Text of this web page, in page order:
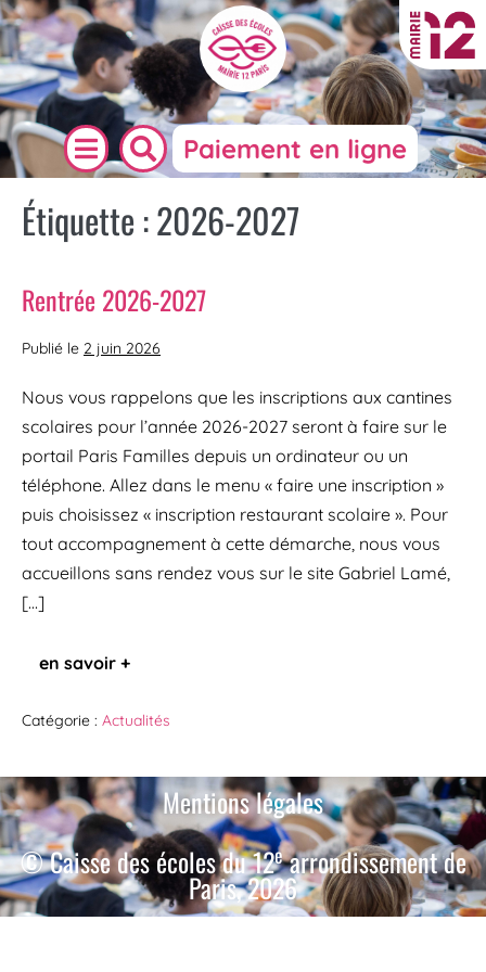
Paiement en ligne
Étiquette :2026-2027
Rentrée 2026-2027
Publié le 2 juin 2026
Nous vous rappelons que les inscriptions aux cantines
scolaires pour l’année 2026-2027 seront à faire sur le
portail Paris Familles depuis un ordinateur ou un
téléphone. Allez dans le menu « faire une inscription »
puis choisissez « inscription restaurant scolaire ». Pour
tout accompagnement à cette démarche, nous vous
accueillons sans rendez vous sur le site Gabriel Lamé,
[…]
en savoir +
Catégorie : Actualités
Mentions légales
© Caisse des écoles du 12earrondissement de
Paris, 2026